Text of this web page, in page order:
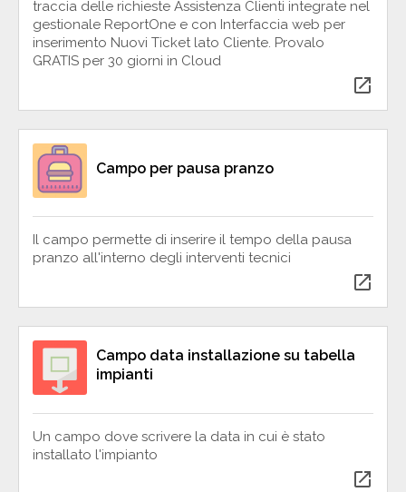
traccia delle richieste Assistenza Clienti integrate nel
gestionale ReportOne e con Interfaccia web per
inserimento Nuovi Ticket lato Cliente. Provalo
GRATIS per 30 giorni in Cloud
open_in_new
Campo per pausa pranzo
Il campo permette di inserire il tempo della pausa
pranzo all'interno degli interventi tecnici
open_in_new
Campo data installazione su tabella
impianti
Un campo dove scrivere la data in cui è stato
installato l'impianto
open_in_new